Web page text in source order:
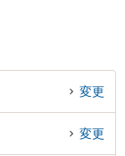
変更
変更